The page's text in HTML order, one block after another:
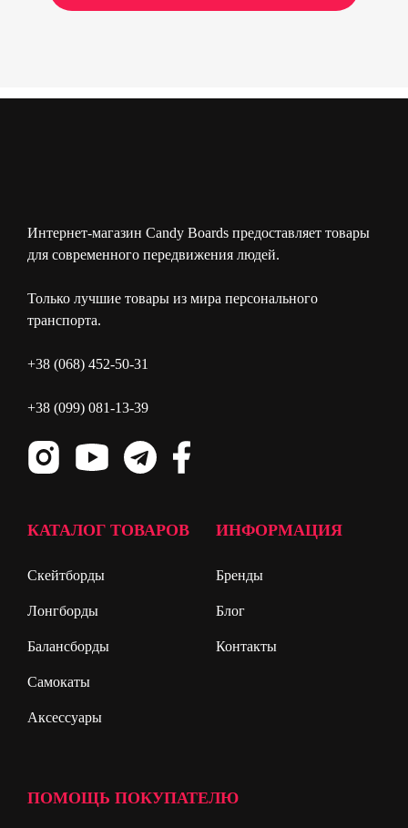
Интернет-магазин Candy Boards предоставляет товары
для современного передвижения людей.
Только лучшие товары из мира персонального
транспорта.
+38 (068) 452-50-31
+38 (099) 081-13-39
КАТАЛОГ ТОВАРОВ
Скейтборды
Лонгборды
Балансборды
Самокаты
Аксессуары
ИНФОРМАЦИЯ
Бренды
Блог
Контакты
ПОМОЩЬ ПОКУПАТЕЛЮ